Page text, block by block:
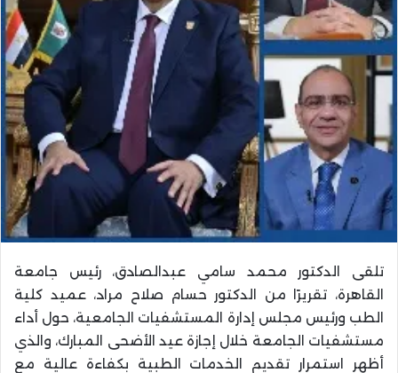
تلقى الدكتور محمد سامي عبدالصادق، رئيس جامعة
القاهرة، تقريرًا من الدكتور حسام صلاح مراد، عميد كلية
الطب ورئيس مجلس إدارة المستشفيات الجامعية، حول أداء
مستشفيات الجامعة خلال إجازة عيد الأضحى المبارك، والذي
أظهر استمرار تقديم الخدمات الطبية بكفاءة عالية مع